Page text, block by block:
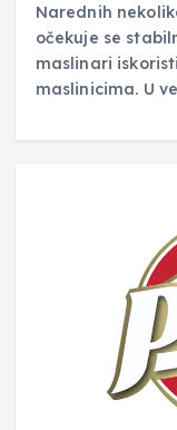
Narednih
očekuje se
maslinari
maslinicima. U